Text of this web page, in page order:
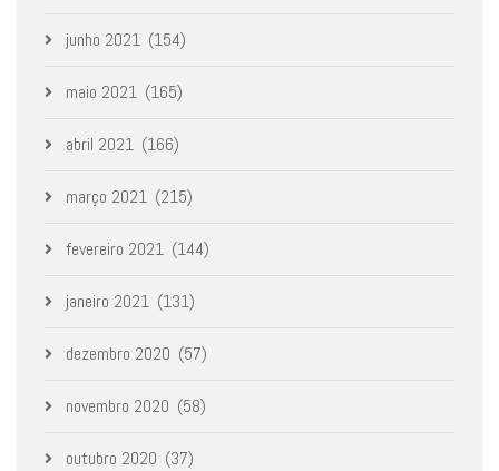
junho 2021 (154)
maio 2021 (165)
abril 2021 (166)
março 2021 (215)
fevereiro 2021 (144)
janeiro 2021 (131)
dezembro 2020 (57)
novembro 2020 (58)
outubro 2020 (37)